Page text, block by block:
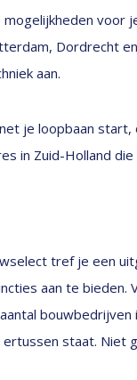
voor
Dordrecht
aan.
je loopbaan start,
in Zuid-Holland
tref je een
aan te bieden.
bouwbedrijven
staat. Niet